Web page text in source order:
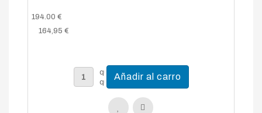
194.00 €
164,95 €